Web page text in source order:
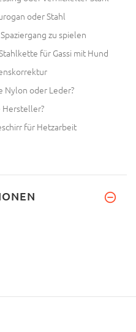
oder Stahl
zu spielen
für Gassi mit Hund
Nylon oder Leder?
Hersteller?
für Hetzarbeit